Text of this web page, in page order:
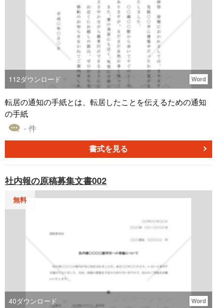
112ダウンロード Word
転居の通知の手紙とは、転居したことを伝えるための通知
の手紙
- 件
書式を見る
社内報の原稿募集文書002
無料
40ダウンロード Word